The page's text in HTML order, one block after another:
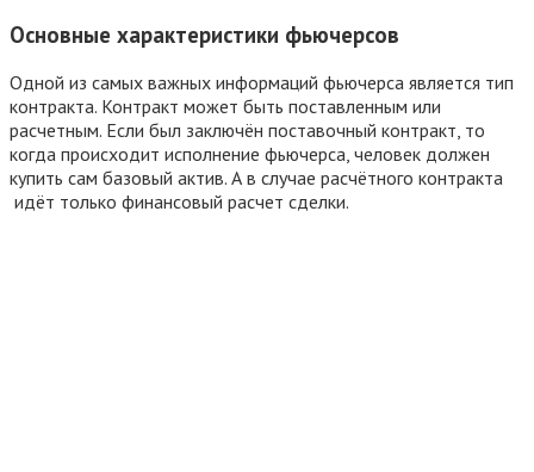
Основные характеристики фьючерсов
Одной из самых важных информаций фьючерса является тип
контракта. Контракт может быть поставленным или
расчетным. Если был заключён поставочный контракт, то
когда происходит исполнение фьючерса, человек должен
купить сам базовый актив. А в случае расчётного контракта
идёт только финансовый расчет сделки.